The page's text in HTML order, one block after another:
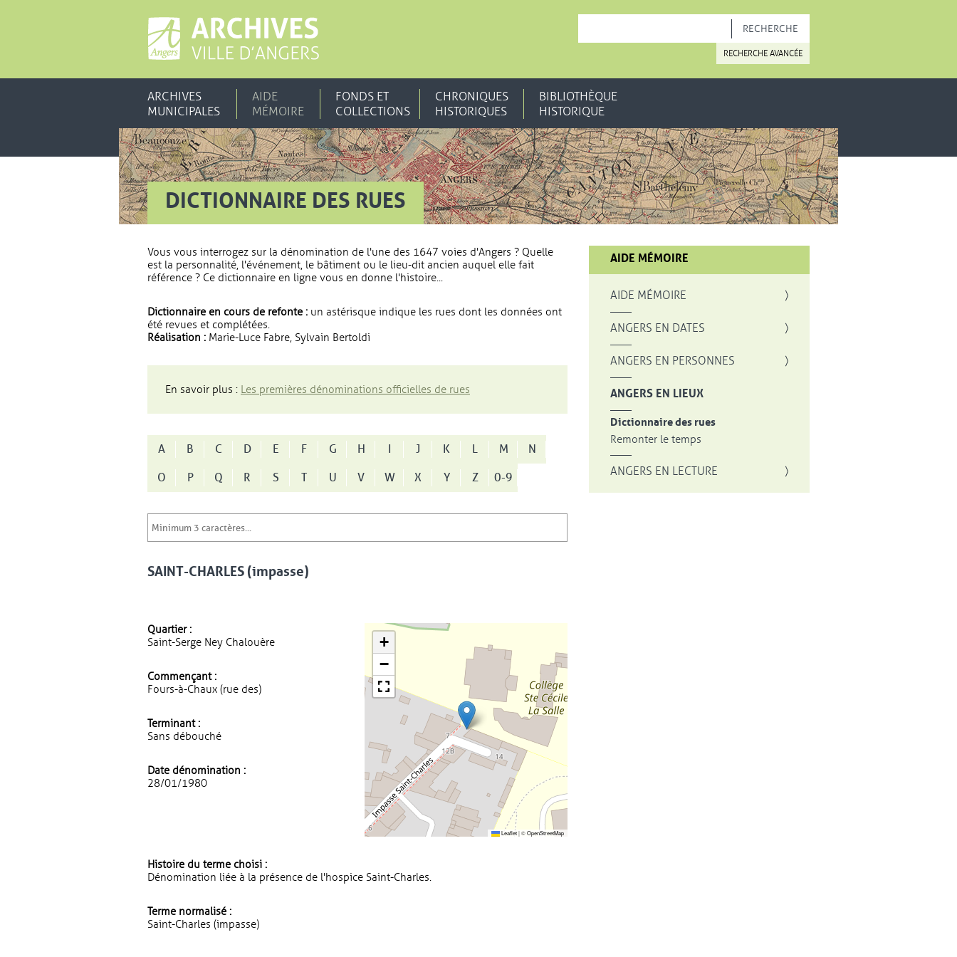
RECHERCHE AVANCÉE
ARCHIVES
MUNICIPALES
AIDE
MÉMOIRE
FONDS ET
COLLECTIONS
CHRONIQUES
HISTORIQUES
BIBLIOTHÈQUE
HISTORIQUE
DICTIONNAIRE DES RUES
Vous vous interrogez sur la dénomination de l'une des 1647 voies d'Angers ? Quelle
est la personnalité, l'événement, le bâtiment ou le lieu-dit ancien auquel elle fait
référence ? Ce dictionnaire en ligne vous en donne l'histoire...
Dictionnaire en cours de refonte : un astérisque indique les rues dont les données ont
été revues et complétées.
Réalisation : Marie-Luce Fabre, Sylvain Bertoldi
En savoir plus : Les premières dénominations officielles de rues
A B C D E F G H I J K L M
N
O
P Q R S T U V W X Y Z 0-9
SAINT-CHARLES (impasse)
Quartier :
Saint-Serge Ney Chalouère
Commençant :
Fours-à-Chaux (rue des)
Terminant :
Sans débouché
Date dénomination :
28/01/1980
+
−
Leaflet|©OpenStreetMap
Histoire du terme choisi :
Dénomination liée à la présence de l'hospice Saint-Charles.
Terme normalisé :
Saint-Charles (impasse)
AIDE MÉMOIRE
AIDE MÉMOIRE
ANGERS EN DATES
ANGERS EN PERSONNES
ANGERS EN LIEUX
Dictionnaire des rues
Remonter le temps
ANGERS EN LECTURE